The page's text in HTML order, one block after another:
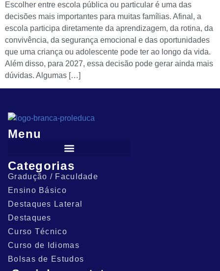
Escolher entre escola pública ou particular é uma das
decisões mais importantes para muitas famílias. Afinal, a
escola participa diretamente da aprendizagem, da rotina, da
convivência, da segurança emocional e das oportunidades
que uma criança ou adolescente pode ter ao longo da vida.
Além disso, para 2027, essa decisão pode gerar ainda mais
dúvidas. Algumas […]
Menu
Categorias
Gradução / Faculdade
Ensino Básico
Destaques Lateral
Destaques
Curso Técnico
Curso de Idiomas
Bolsas de Estudos